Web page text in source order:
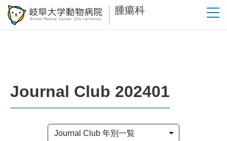
腫瘍科
Journal Club 202401
Journal Club 年別一覧